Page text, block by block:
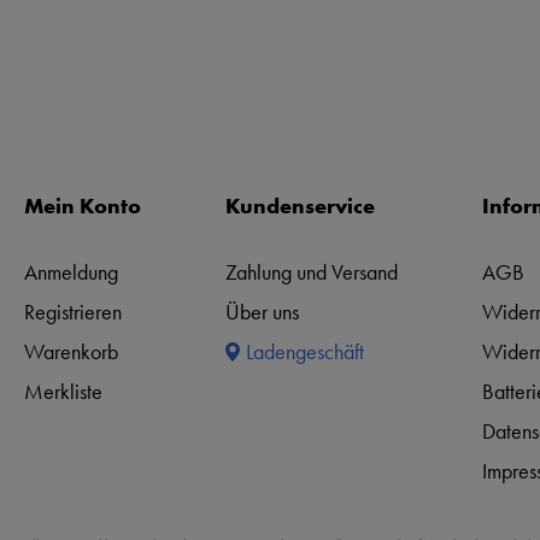
Mein Konto
Anmeldung
Registrieren
Warenkorb
Merkliste
Kundenservice
Zahlung und Versand
Über uns
Ladengeschäft
AGB